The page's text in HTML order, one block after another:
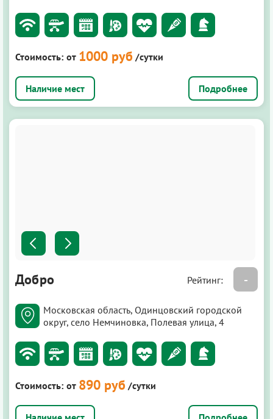
Стоимость: от 1000 руб /сутки
Подробнее
Добро Рейтинг: -
Московская область, Одинцовский городской
округ, село Немчиновка, Полевая улица, 4
Стоимость: от 890 руб /сутки